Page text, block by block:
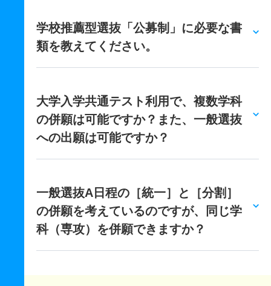
学校推薦型選抜「公募制」に必要な書
類を教えてください。
大学入学共通テスト利用で、複数学科
の併願は可能ですか？また、一般選抜
への出願は可能ですか？
一般選抜A日程の［統一］と［分割］
の併願を考えているのですが、同じ学
科（専攻）を併願できますか？